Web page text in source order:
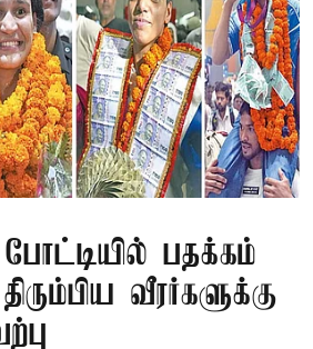
பதக்கம்
வீரர்களுக்கு